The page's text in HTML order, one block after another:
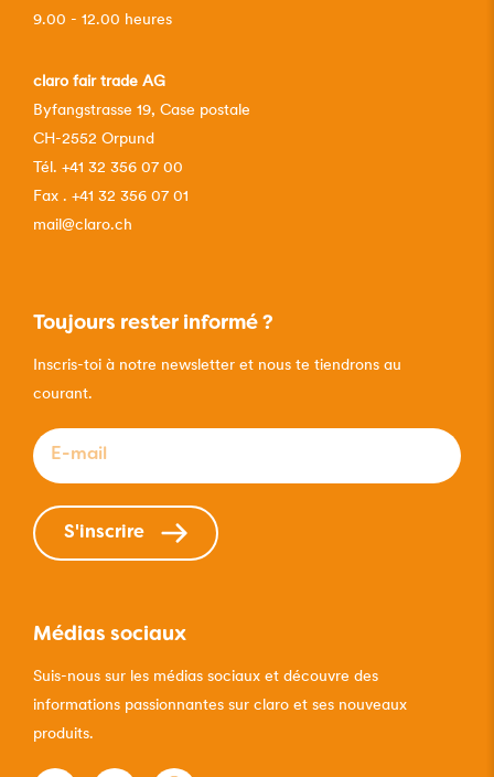
9.00 - 12.00 heures
claro fair trade AG
Byfangstrasse 19, Case postale
CH-2552 Orpund
Tél. +41 32 356 07 00
Fax . +41 32 356 07 01
mail@claro.ch
Toujours rester informé ?
Inscris-toi à notre newsletter et nous te tiendrons au
courant.
E-mail
S'inscrire
Médias sociaux
Suis-nous sur les médias sociaux et découvre des
informations passionnantes sur claro et ses nouveaux
produits.